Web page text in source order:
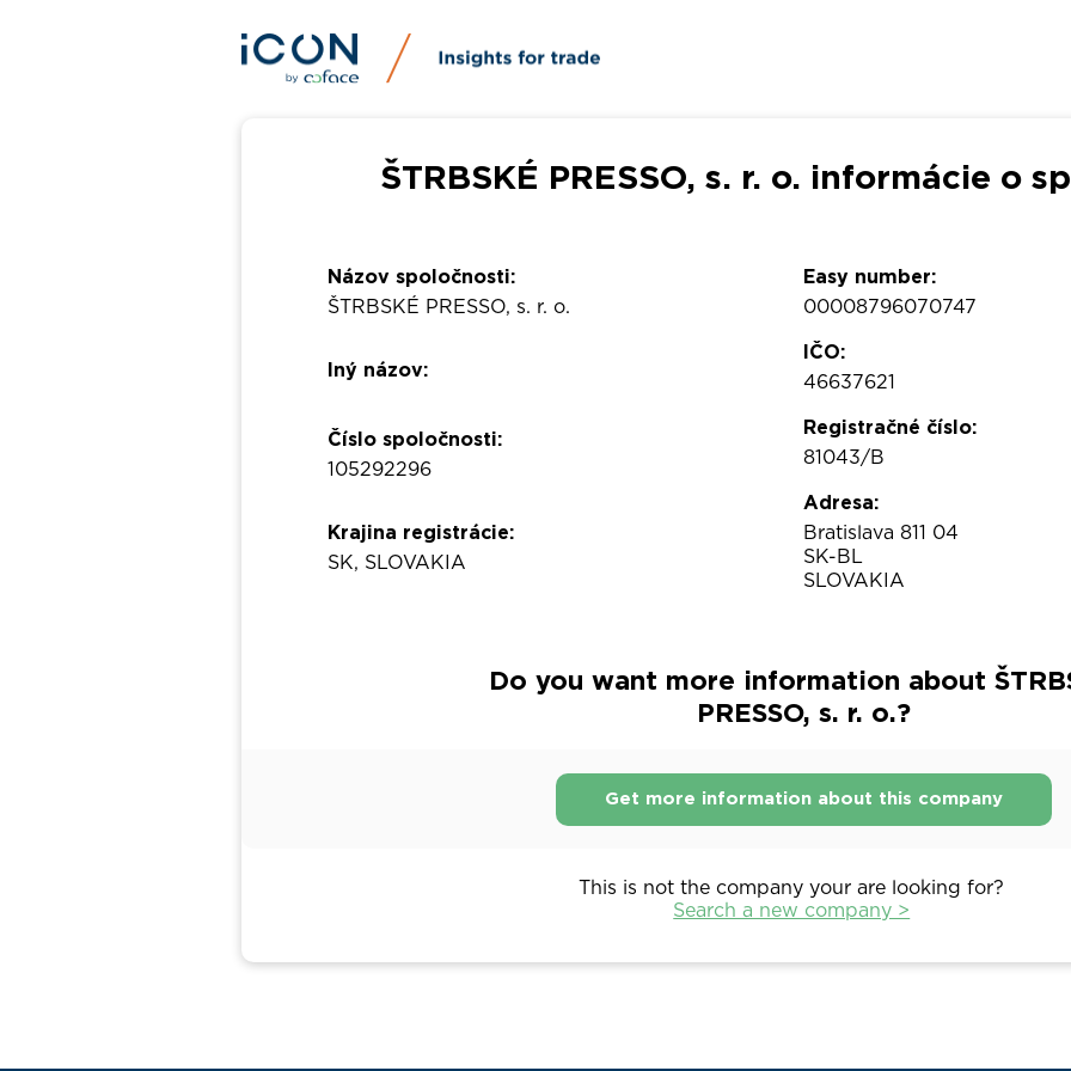
ŠTRBSKÉ PRESSO, s. r. o. informácie o
Názov spoločnosti:
ŠTRBSKÉ PRESSO, s. r. o.
Iný názov:
Číslo spoločnosti:
105292296
Krajina registrácie:
SK, SLOVAKIA
Easy number:
00008796070747
IČO:
46637621
Registračné číslo:
81043/B
Adresa:
Bratislava 811 04
SK-BL
SLOVAKIA
Do you want more information about
PRESSO, s. r. o.?
Get more information about this company
This is not the company your are looking for?
Search a new company >